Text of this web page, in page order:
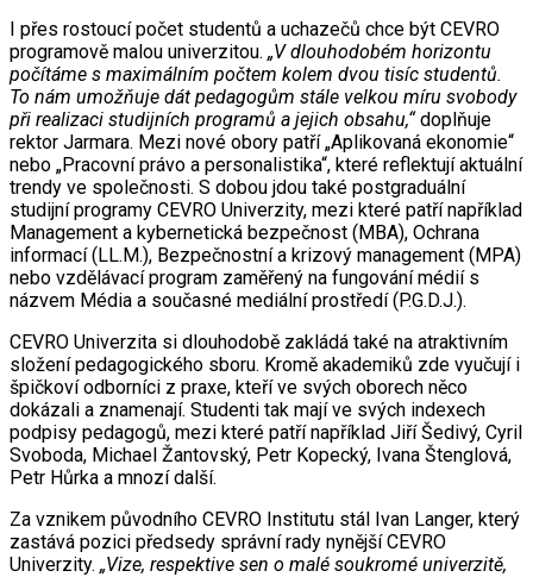
I přes rostoucí počet studentů a uchazečů chce být CEVRO
programově malou univerzitou. „V dlouhodobém horizontu
počítáme s maximálním počtem kolem dvou tisíc studentů.
To nám umožňuje dát pedagogům stále velkou míru svobody
při realizaci studijních programů a jejich obsahu,“doplňuje
rektor Jarmara. Mezi nové obory patří „Aplikovaná ekonomie“
nebo „Pracovní právo a personalistika“, které reflektují aktuální
trendy ve společnosti. S dobou jdou také postgraduální
studijní programy CEVRO Univerzity, mezi které patří například
Management a kybernetická bezpečnost (MBA), Ochrana
informací (LL.M.), Bezpečnostní a krizový management (MPA)
nebo vzdělávací program zaměřený na fungování médií s
názvem Média a současné mediální prostředí (P.G.D.J.).
CEVRO Univerzita si dlouhodobě zakládá také na atraktivním
složení pedagogického sboru. Kromě akademiků zde vyučují i
špičkoví odborníci z praxe, kteří ve svých oborech něco
dokázali a znamenají. Studenti tak mají ve svých indexech
podpisy pedagogů, mezi které patří například Jiří Šedivý, Cyril
Svoboda, Michael Žantovský, Petr Kopecký, Ivana Štenglová,
Petr Hůrka a mnozí další.
Za vznikem původního CEVRO Institutu stál Ivan Langer, který
zastává pozici předsedy správní rady nynější CEVRO
Univerzity. „Vize, respektive sen o malé soukromé univerzitě,